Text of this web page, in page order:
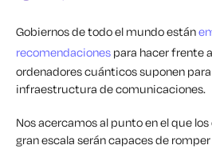
Gobiernos de todo el mundo están
recomendaciones para hacer frente
ordenadores cuánticos suponen
infraestructura de comunicaciones.
Nos acercamos al punto en el que
gran escala serán capaces de